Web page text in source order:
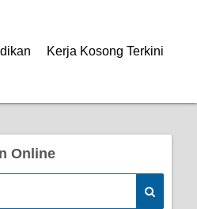
Kerja Kosong Terkini
Online